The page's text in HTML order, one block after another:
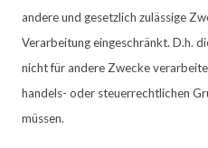
andere und gesetzlich zulässige
Verarbeitung eingeschränkt. D.h.
nicht für andere Zwecke
handels- oder steuerrechtlichen
müssen.